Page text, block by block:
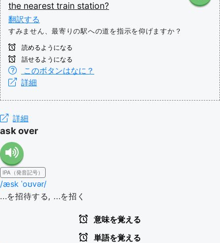
the nearest train station?
翻訳する
すみません、最寄りの駅への道を指示を仰げますか？
読めるようになる
話せるようになる
このボタンはなに？
詳細
詳細
ask over
IPA（発音記号）
/æsk ˈoʊvər/
...を招待する, ...を招く
意味を覚える
単語を覚える